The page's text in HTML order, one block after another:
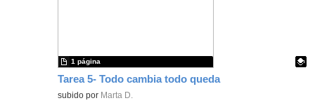
Tarea 5- Todo cambia todo queda
Contenido educativo.
subido por Marta D.
1 página